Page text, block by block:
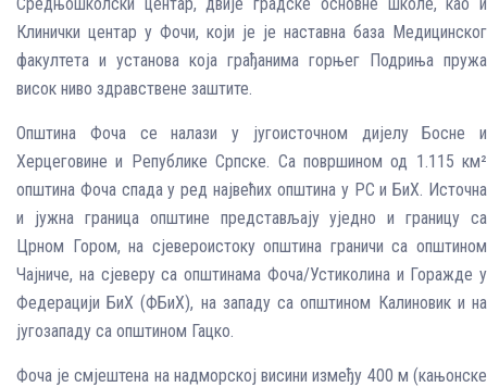
Клинички центар у Фочи, који је је наставна база Медицинског
факултета и установа која грађанима горњег Подриња пружа
висок ниво здравствене заштите.
Општина Фоча се налази у југоисточном дијелу Босне и
Херцеговине и Републике Српске. Са површином од 1.115 км²
општина Фоча спада у ред највећих општина у РС и БиХ. Источна
и јужна граница општине представљају уједно и границу са
Црном Гором, на сјевероистоку општина граничи са општином
Чајниче, на сјеверу са општинама Фоча/Устиколина и Горажде у
Федерацији БиХ (ФБиХ), на западу са општином Калиновик и на
југозападу са општином Гацко.
Фоча је смјештена на надморској висини између 400 м (кањонске